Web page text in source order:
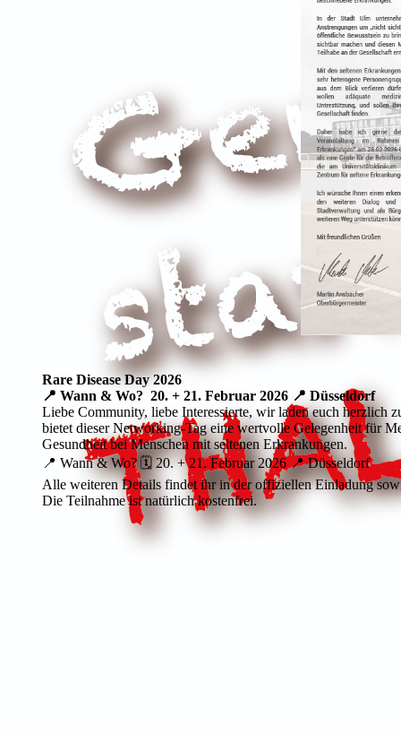
Rare Disease Day 2026
📍 Wann & Wo? 20. + 21. Februar 2026 📍 Düsseldorf
Liebe Community, liebe Interessierte, wir laden euch herzlich
bietet dieser Networking-Tag eine wertvolle Gelegenheit für
Gesundheit bei Menschen mit seltenen Erkrankungen.
📍 Wann & Wo? 🗓 20. + 21. Februar 2026 📍 Düsseldorf
Alle weiteren Details findet ihr in der offiziellen Einladung
Die Teilnahme ist natürlich kostenfrei.